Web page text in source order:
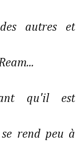
autres et
qu'il est
se rend peu à